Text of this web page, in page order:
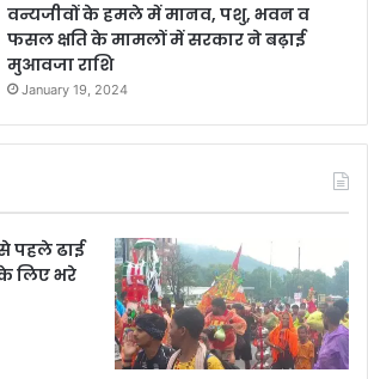
वन्यजीवों के हमले में मानव, पशु, भवन व
फसल क्षति के मामलों में सरकार ने बढ़ाई
मुआवजा राशि
January 19, 2024
पहले ढाई
लिए भरे